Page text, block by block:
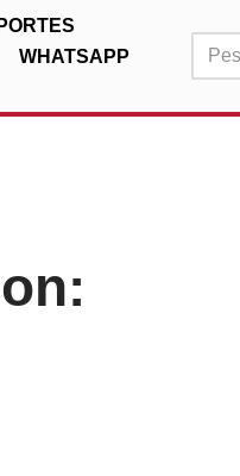
WHATSAPP